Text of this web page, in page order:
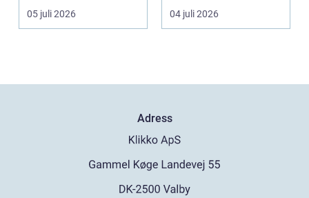
senaste åren har
spanska res...
05 juli 2026
slott ...
04 juli 2026
Adress